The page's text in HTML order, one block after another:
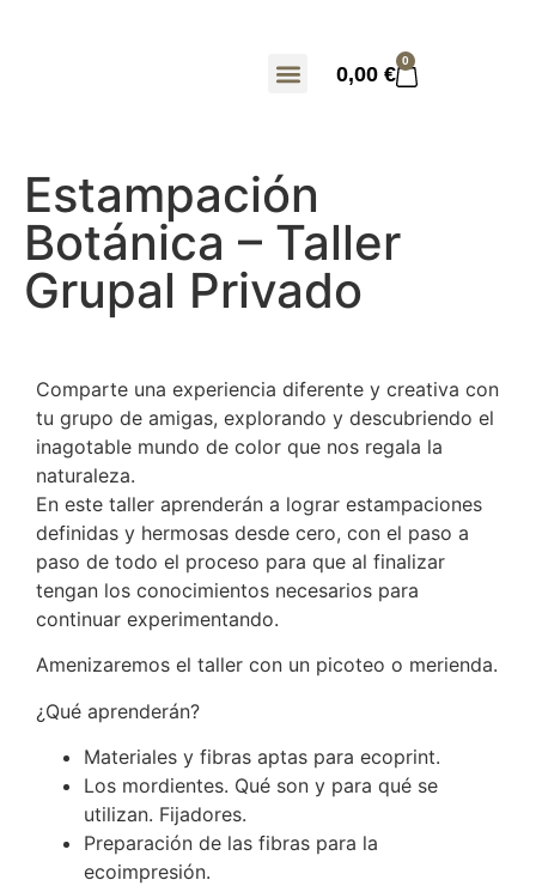
0,00 €
0
Estampación
Botánica – Taller
Grupal Privado
Comparte una experiencia diferente y creativa con
tu grupo de amigas, explorando y descubriendo el
inagotable mundo de color que nos regala la
naturaleza.
En este taller aprenderán a lograr estampaciones
definidas y hermosas desde cero, con el paso a
paso de todo el proceso para que al finalizar
tengan los conocimientos necesarios para
continuar experimentando.
Amenizaremos el taller con un picoteo o merienda.
¿Qué aprenderán?
Materiales y fibras aptas para ecoprint.
Los mordientes. Qué son y para qué se
utilizan. Fijadores.
Preparación de las fibras para la
ecoimpresión.